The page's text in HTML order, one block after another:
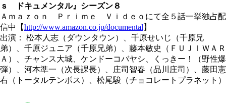
ｓ ドキュメンタル』シーズン８
Ａｍａｚｏｎ Ｐｒｉｍｅ Ｖｉｄｅｏにて全５話一挙独占配
信中【http://www.amazon.co.jp/documental 】
出演： 松本人志（ダウンタウン）、千原せいじ（千原兄
弟）、千原ジュニア（千原兄弟）、藤本敏史（ＦＵＪＩＷＡＲ
Ａ）、チャンス大城、ケンドーコバヤシ、くっきー！（野性爆
弾）、河本準一（次長課長）、庄司智春（品川庄司）、藤田憲
右（トータルテンボス）、松尾駿（チョコレートプラネット）